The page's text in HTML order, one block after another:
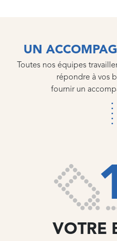
UN
Toutes nos équipes
répondre à vos
fournir un
VOTRE